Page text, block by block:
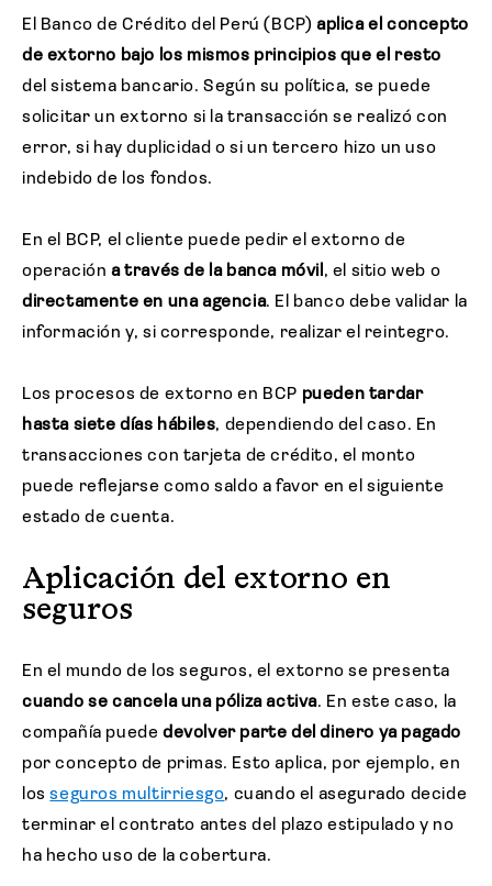
El Banco de Crédito del Perú (BCP) aplica el concepto
de extorno bajo los mismos principios que el resto
del sistema bancario. Según su política, se puede
solicitar un extorno si la transacción se realizó con
error, si hay duplicidad o si un tercero hizo un uso
indebido de los fondos.
En el BCP, el cliente puede pedir el extorno de
operación a través de la banca móvil , el sitio web o
directamente en una agencia. El banco debe validar la
información y, si corresponde, realizar el reintegro.
Los procesos de extorno en BCP pueden tardar
hasta siete días hábiles, dependiendo del caso. En
transacciones con tarjeta de crédito, el monto
puede reflejarse como saldo a favor en el siguiente
estado de cuenta.
Aplicación del extorno en
seguros
En el mundo de los seguros, el extorno se presenta
cuando se cancela una póliza activa. En este caso, la
compañía puede devolver parte del dinero ya pagado
por concepto de primas. Esto aplica, por ejemplo, en
losseguros multirriesgo, cuando el asegurado decide
terminar el contrato antes del plazo estipulado y no
ha hecho uso de la cobertura.